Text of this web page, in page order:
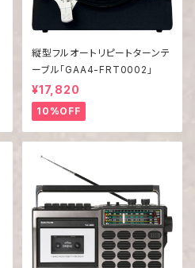
縦型フルオートリピートターンテ
ーブル「GAA4-FRT0002」
¥17,820
10%OFF